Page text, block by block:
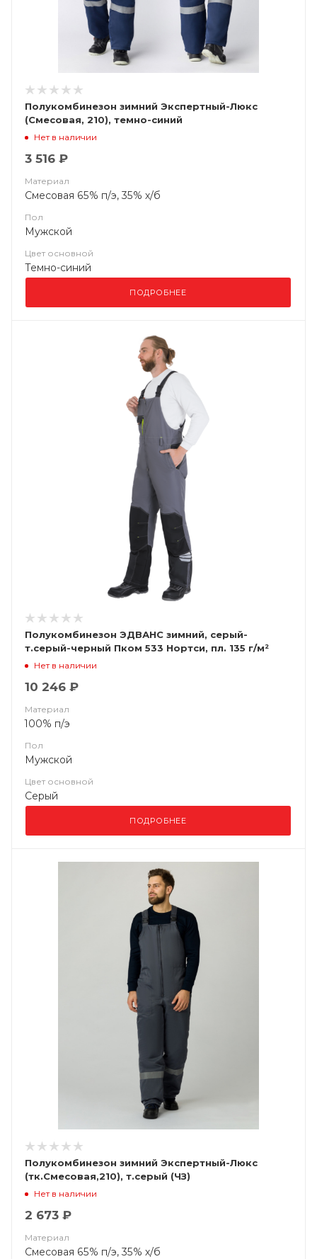
Полукомбинезон зимний Экспертный-Люкс
(Смесовая, 210), темно-синий
Нет в наличии
3 516 ₽
Материал
Смесовая 65% п/э, 35% х/б
Пол
Мужской
Цвет основной
Темно-синий
ПОДРОБНЕЕ
Полукомбинезон ЭДВАНС зимний, серый-
т.серый-черный Пком 533 Нортси, пл. 135 г/м²
ФСС (ЧЗ)
Нет в наличии
10 246 ₽
Материал
100% п/э
Пол
Мужской
Цвет основной
Серый
ПОДРОБНЕЕ
Полукомбинезон зимний Экспертный-Люкс
(тк.Смесовая,210), т.серый (ЧЗ)
Нет в наличии
2 673 ₽
Материал
Смесовая 65% п/э, 35% х/б